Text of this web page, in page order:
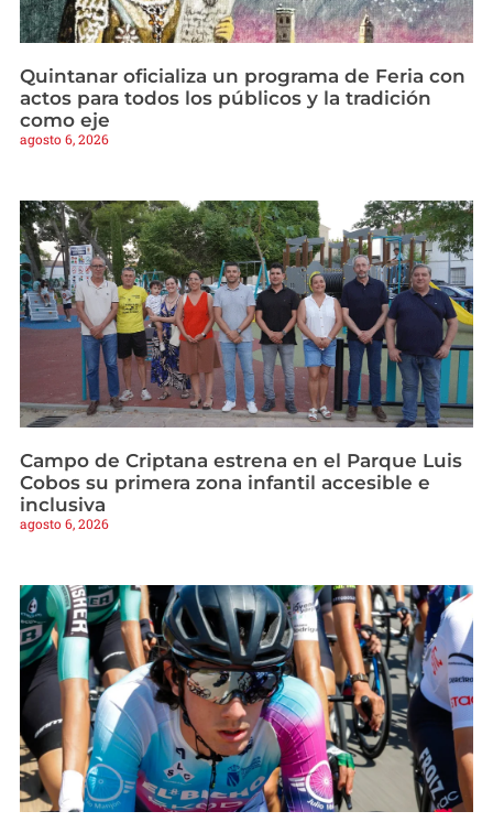
Quintanar oficializa un programa de Feria con
actos para todos los públicos y la tradición
como eje
agosto 6, 2026
Campo de Criptana estrena en el Parque Luis
Cobos su primera zona infantil accesible e
inclusiva
agosto 6, 2026